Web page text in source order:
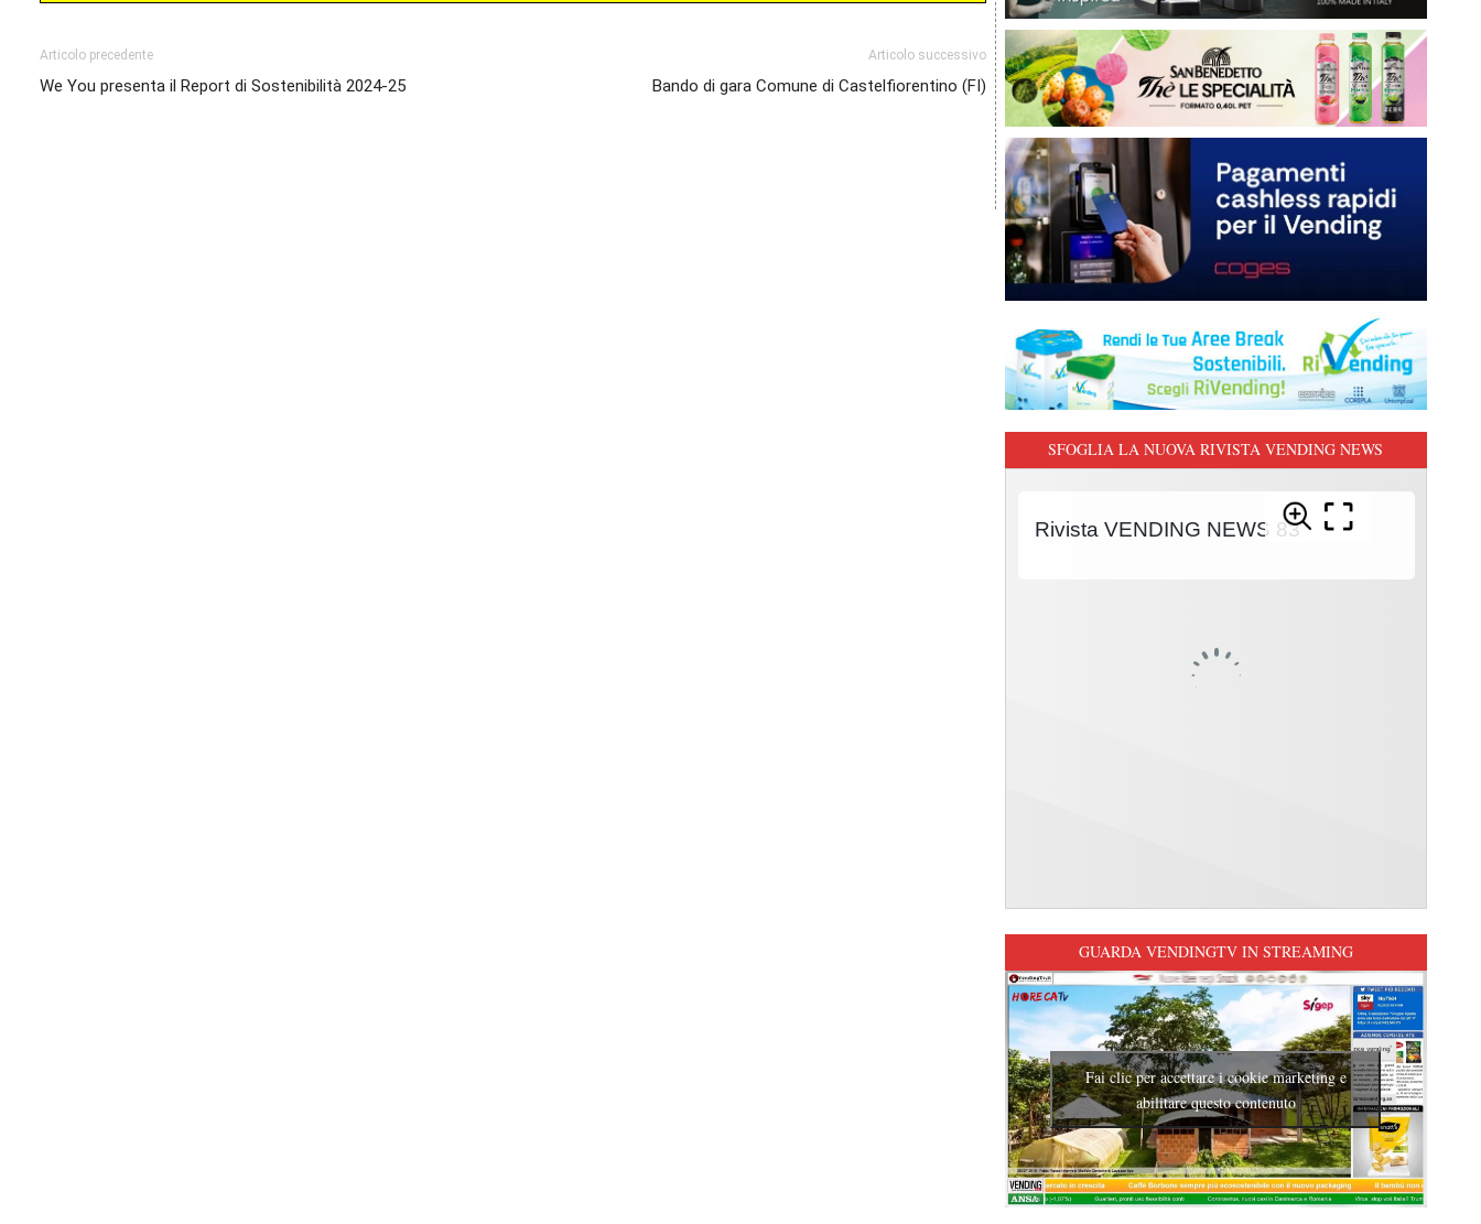
Articolo precedente
We You presenta il Report di Sostenibilità 2024-25
Articolo successivo
Bando di gara Comune di Castelfiorentino (FI)
SFOGLIA LA NUOVA RIVISTA VENDING NEWS
GUARDA VENDINGTV IN STREAMING
Fai clic per accettare i cookie marketing e
abilitare questo contenuto